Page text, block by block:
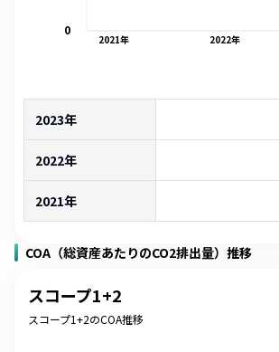
2021年 2022年
0
2023年
2022年
2021年
COA（総資産あたりのCO2排出量）推移
スコープ1+2
スコープ1+2のCOA推移